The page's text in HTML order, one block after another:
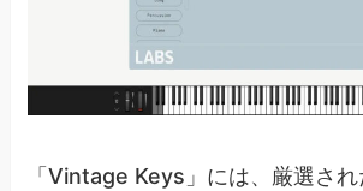
「Vintage Keys」には、厳選さ